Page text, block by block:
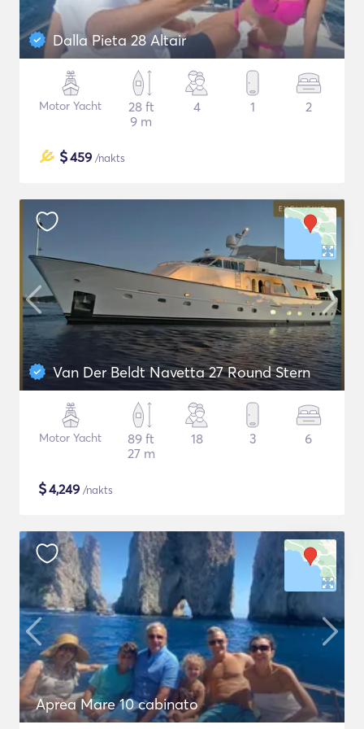
Dalla Pieta 28 Altair
Motor Yacht
28 ft
9 m
4 1 2
$459 /nakts
Van Der Beldt Navetta 27 Round Stern
Motor Yacht
89 ft
27 m
18 3 6
$4,249 /nakts
Aprea Mare 10 cabinato